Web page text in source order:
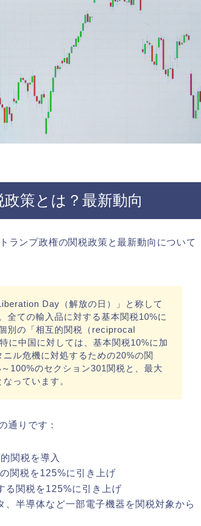
策とは？最新動向
ランプ政権の関税政策と最新動向について
Day（解放の日）」と称して
全ての輸入品に対する基本関税10%に
別の「相互的関税（reciprocal
に中国に対しては、基本関税10%に加
ル危機に対処するための20%の関
100%のセクション301関税と、最大
っています。
通りです：
関税を導入
関税を125%に引き上げ
る関税を125%に引き上げ
、半導体など一部電子機器を関税対象から